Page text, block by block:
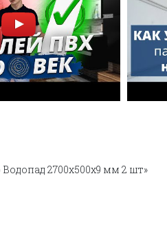
2700х500х9 мм 2 шт»